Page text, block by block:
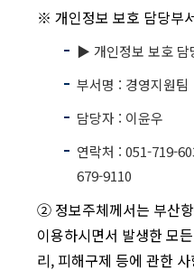
※ 개인정보 보호 담당부
▶ 개인정보 보호 담
부서명 : 경영지원팀
담당자 : 이윤우
연락처 : 051-719-
679-9110
② 정보주체께서는 부산
이용하시면서 발생한 모
리, 피해구제 등에 관한